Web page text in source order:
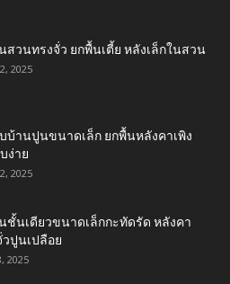
สวนทรงจั่ว ยกพื้นเตี้ย หลังเล็กในสวน
2025
บ้านปูนขนาดเล็ก ยกพื้นหลังคาเพิง
ง่าย
2025
ชั้นเดียวขนาดเล็กกะทัดรัด หลังคา
ปูนเปลือย
2025